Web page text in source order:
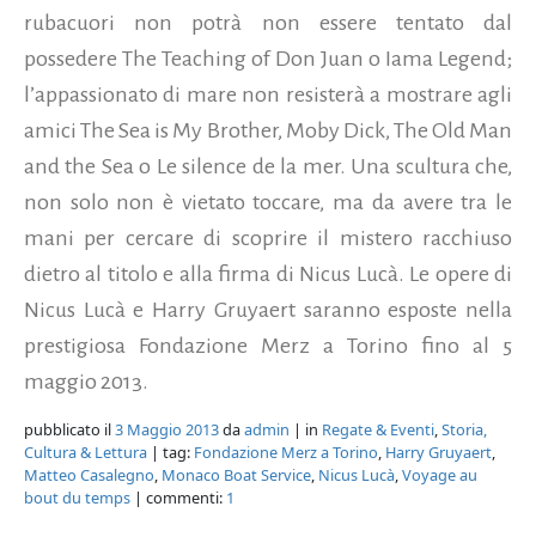
rubacuori non potrà non essere tentato dal
possedere The Teaching of Don Juan o Iama Legend;
l’appassionato di mare non resisterà a mostrare agli
amici The Sea is My Brother, Moby Dick, The Old Man
and the Sea o Le silence de la mer. Una scultura che,
non solo non è vietato toccare, ma da avere tra le
mani per cercare di scoprire il mistero racchiuso
dietro al titolo e alla firma di Nicus Lucà. Le opere di
Nicus Lucà e Harry Gruyaert saranno esposte nella
prestigiosa Fondazione Merz a Torino fino al 5
maggio 2013.
pubblicato il3 Maggio 2013daadmin | in Regate & Eventi,Storia,
Cultura & Lettura | tag: Fondazione Merz a Torino, Harry Gruyaert,
Matteo Casalegno, Monaco Boat Service, Nicus Lucà,Voyage au
bout du temps | commenti: 1